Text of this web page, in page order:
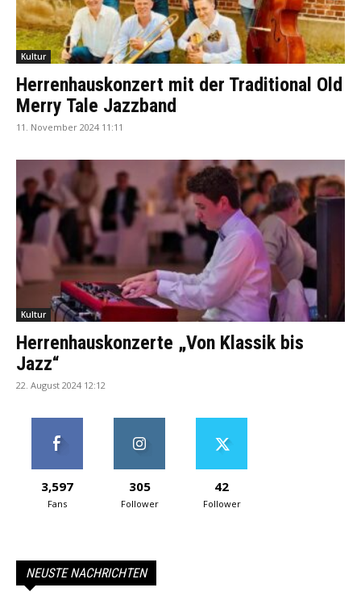
Kultur
Herrenhauskonzert mit der Traditional Old
Merry Tale Jazzband
11. November 2024 11:11
Kultur
Herrenhauskonzerte „Von Klassik bis
Jazz“
22. August 2024 12:12
3,597
Fans
305
Follower
42
Follower
NEUSTE NACHRICHTEN